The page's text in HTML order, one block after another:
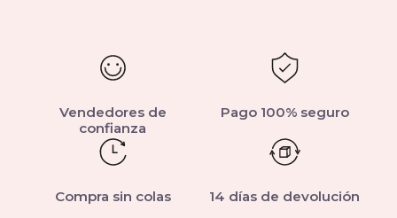
Vendedores de
confianza
Pago 100% seguro
Compra sin colas 14 días de devolución